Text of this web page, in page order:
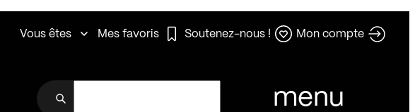
Vous êtes Mes favoris Soutenez-nous ! Mon compte
menu